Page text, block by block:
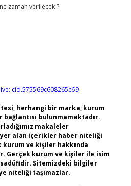
zaman verilecek ?
herhangi bir marka, kurum
bulunmamaktadır.
makaleler
yer alan içerikler haber niteliği
kurum ve kişiler hakkında
Gerçek kurum ve kişiler ile isim
Sitemizdeki bilgiler
niteliği taşımazlar.